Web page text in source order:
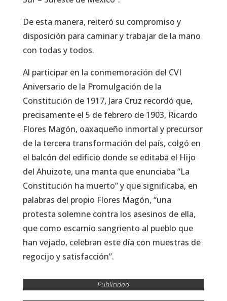
De esta manera, reiteró su compromiso y
disposición para caminar y trabajar de la mano
con todas y todos.
Al participar en la conmemoración del CVI
Aniversario de la Promulgación de la
Constitución de 1917, Jara Cruz recordó que,
precisamente el 5 de febrero de 1903, Ricardo
Flores Magón, oaxaqueño inmortal y precursor
de la tercera transformación del país, colgó en
el balcón del edificio donde se editaba el Hijo
del Ahuizote, una manta que enunciaba “La
Constitución ha muerto” y que significaba, en
palabras del propio Flores Magón, “una
protesta solemne contra los asesinos de ella,
que como escarnio sangriento al pueblo que
han vejado, celebran este día con muestras de
regocijo y satisfacción”.
Publicidad